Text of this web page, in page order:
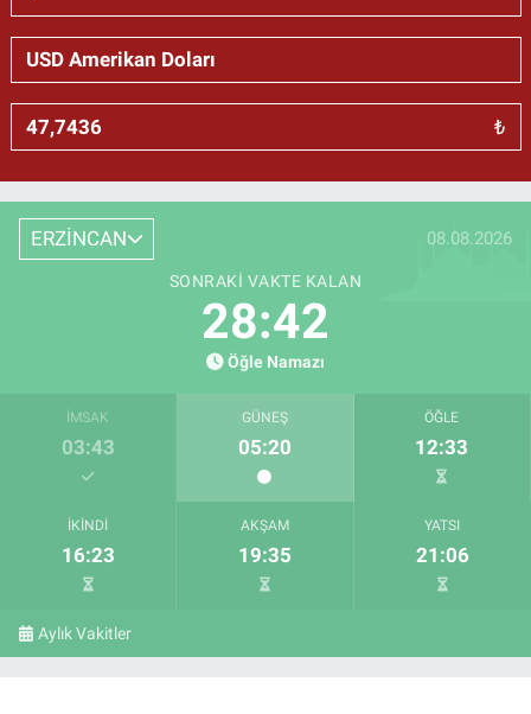
₺
ERZİNCAN 08.08.2026
SONRAKI VAKTE KALAN
28:42
Öğle Namazı
İMSAK
03:43
GÜNEŞ
05:20
ÖĞLE
12:33
İKINDI
16:23
AKŞAM
19:35
YATSI
21:06
Aylık Vakitler